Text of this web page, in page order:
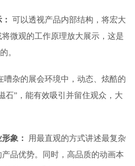
可以透视产品内部结构，将宏大
微观的工作原理放大展示，这是
。
嘈杂的展会环境中，动态、炫酷的
石”，能有效吸引并留住观众，大
象：
用最直观的方式讲述最复杂
品优势。同时，高品质的动画本